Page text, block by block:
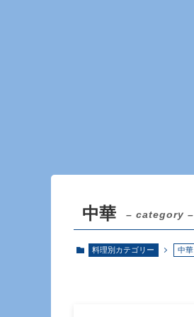
中華 – category –
料理別カテゴリー 中華